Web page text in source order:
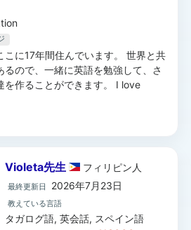
こに17年間住んでいます。 世界と共
ので、一緒に英語を勉強して、さ
を作ることができます。 I love
Violeta先生 フィリピン 人
最終更新日 2026年7月23日
教えている言語
タガログ語, 英会話, スペイン語